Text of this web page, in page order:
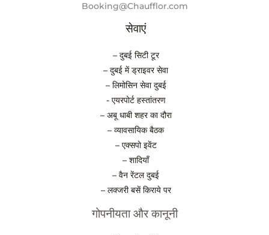
Booking@Chaufflor.com
सेवाएं
– दुबई सिटी टूर
– दुबई में ड्राइवर सेवा
– लिमोसिन सेवा दुबई
- एयरपोर्ट हस्तांतरण
– अबू धाबी शहर का दौरा
– व्यावसायिक बैठक
– एक्सपो इवेंट
– शादियाँ
– वैन रेंटल दुबई
– लक्जरी बसें किराये पर
गोपनीयता और कानूनी